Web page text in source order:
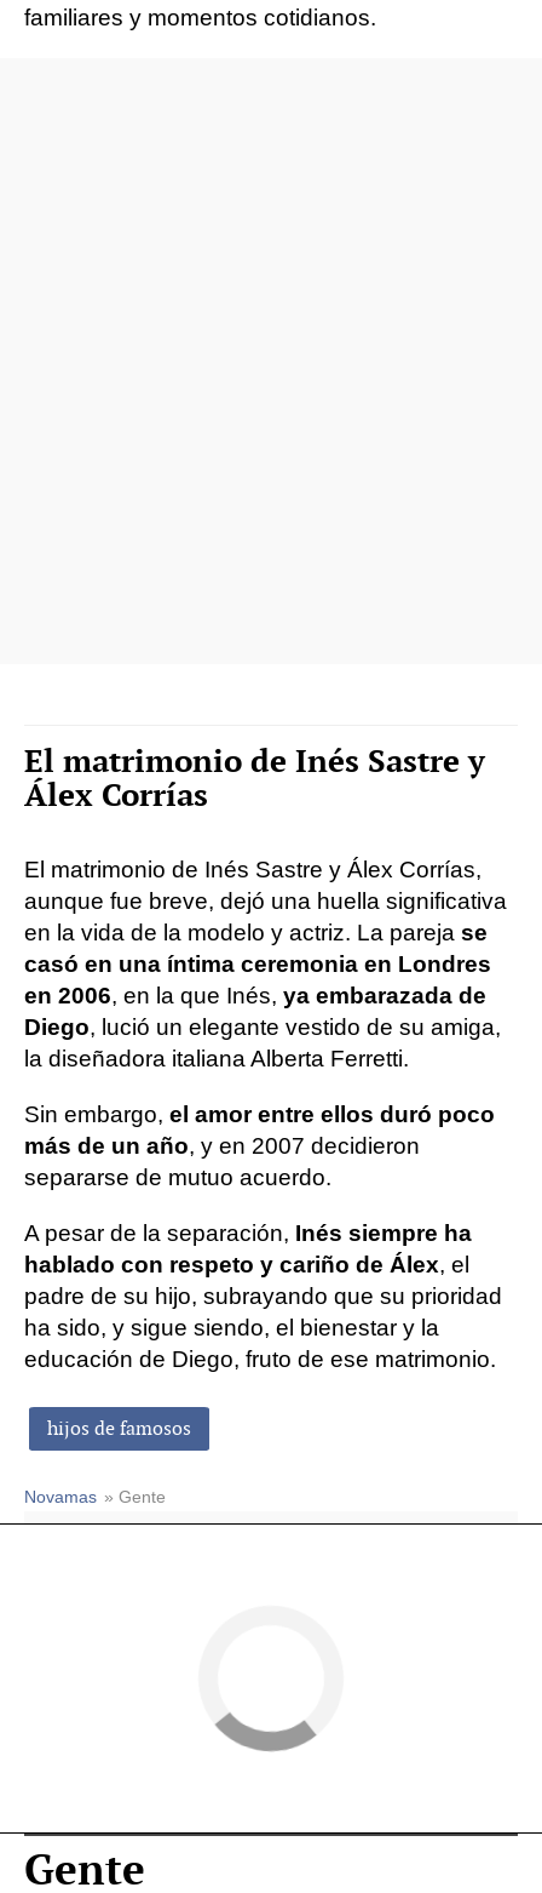
familiares y momentos cotidianos.
El matrimonio de Inés Sastre y
Álex Corrías
El matrimonio de Inés Sastre y Álex Corrías,
aunque fue breve, dejó una huella significativa
en la vida de la modelo y actriz. La pareja se
casó en una íntima ceremonia en Londres
en 2006, en la que Inés, ya embarazada de
Diego, lució un elegante vestido de su amiga,
la diseñadora italiana Alberta Ferretti.
Sin embargo, el amor entre ellos duró poco
más de un año, y en 2007 decidieron
separarse de mutuo acuerdo.
A pesar de la separación, Inés siempre ha
hablado con respeto y cariño de Álex, el
padre de su hijo, subrayando que su prioridad
ha sido, y sigue siendo, el bienestar y la
educación de Diego, fruto de ese matrimonio.
hijos de famosos
Novamas » Gente
Gente